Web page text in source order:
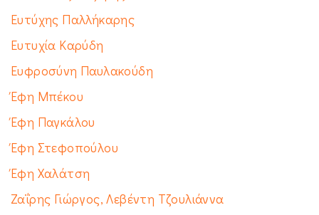
Ευτύχης Παλλήκαρης
Ευτυχία Καρύδη
Ευφροσύνη Παυλακούδη
Έφη Μπέκου
Έφη Παγκάλου
Έφη Στεφοπούλου
Έφη Χαλάτση
Ζαΐρης Γιώργος, Λεβέντη Τζουλιάννα